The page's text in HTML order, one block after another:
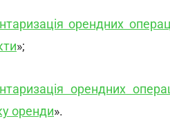
орендних
»;
орендних
оренди».